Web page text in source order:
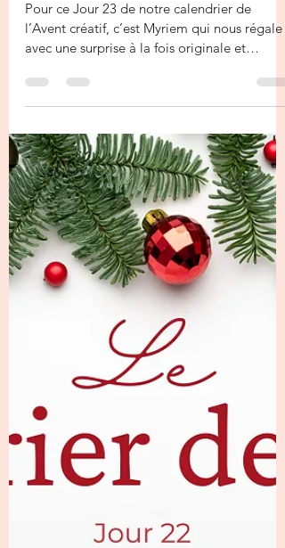
23 déc. 2025
1 min de lecture
✨ 1 jour … 1 surprise! Jour 23-Une
l’Avent créatif, c’est Myriem qui nous régale
avec une surprise à la fois originale et
gourmande 🍫✨ Elle a réalisé une boîte en
forme de livres , une idée que j’aime
beaucoup, aussi esthétique qu’astucieuse. La
mise en forme est vraiment réussie et
apporte un joli effet waouh dès qu’on la
découvre 📚🎁 À l’intérieur, place à la
gourmandise avec des chocolats , et
notamment des Ferrero Rocher ,
parfaitement installés grâce à un ingéni